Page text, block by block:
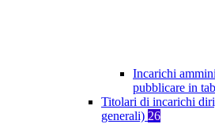
Incarichi
pubblicare in
Titolari di incarichi
generali) 26